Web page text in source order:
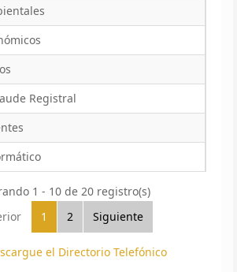
Registral
1 - 10 de 20 registro(s)
1 2 Siguiente
el Directorio Telefónico